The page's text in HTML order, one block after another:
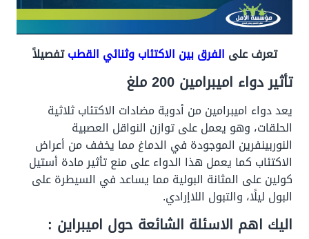
تعرف على الفرق بين الاكتئاب وثنائي القطبتفصيلاً
تأثير دواء اميبرامين 200 ملغ
يعد دواء اميبرامين من أدوية مضادات الاكتئاب ثلاثية
الحلقات، وهو يعمل على توازن النواقل العصبية
النوربينفرين الموجودة في الدماغ مما يخفف من أعراض
الاكتئاب كما يعمل هذا الدواء على منع تأثير مادة أستيل
كولين على المثانة البولية مما يساعد في السيطرة على
البول ليلًا، والتبول اللاإرادي.
اليك اهم الاسئلة الشائعة حول اميبراين :